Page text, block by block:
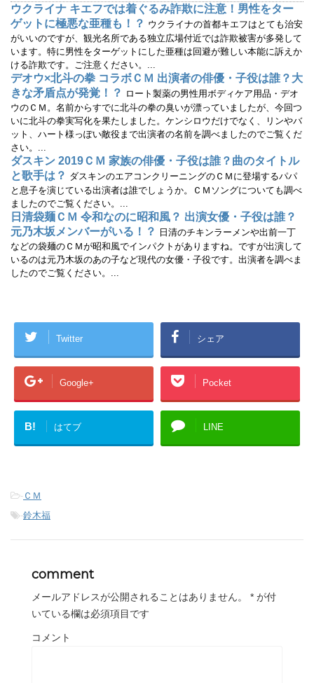
i
t
e
r
で
共
有
(
新
し
い
ウ
ィ
ン
ド
ウ
で
開
き
ま
す
)
で
共
有
す
る
に
は
ク
リ
ッ
ク
し
て
く
だ
さ
い
新
し
い
ウ
ィ
ン
ド
ウ
で
開
き
ま
す
)
ウクライナ キエフでは着ぐるみ詐欺に注意！男性をター
ゲットに極悪な亜種も！？ ウクライナの首都キエフはとても治安
がいいのですが、観光名所である独立広場付近では詐欺被害が多発して
います。特に男性をターゲットにした亜種は回避が難しい本能に訴えか
ける詐欺です。ご注意ください。...
デオウ×北斗の拳 コラボＣＭ 出演者の俳優・子役は誰？大
きな矛盾点が発覚！？ ロート製薬の男性用ボディケア用品・デオ
ウのＣＭ。名前からすでに北斗の拳の臭いが漂っていましたが、今回つ
いに北斗の拳実写化を果たしました。ケンシロウだけでなく、リンやバ
ット、ハート様っぽい敵役まで出演者の名前を調べましたのでご覧くだ
さい。...
ダスキン 2019ＣＭ 家族の俳優・子役は誰？曲のタイトル
と歌手は？ ダスキンのエアコンクリーニングのＣＭに登場するパパ
と息子を演じている出演者は誰でしょうか。ＣＭソングについても調べ
ましたのでご覧ください。...
日清袋麺ＣＭ 令和なのに昭和風？ 出演女優・子役は誰？
元乃木坂メンバーがいる！？
日清のチキンラーメンや出前一丁
などの袋麺のＣＭが昭和風でインパクトがありますね。ですが出演して
いるのは元乃木坂のあの子など現代の女優・子役です。出演者を調べま
したのでご覧ください。...
Twitter シェア
Google+ Pocket
B! はてブ LINE
- ＣＭ
-鈴木福
comment
メールアドレスが公開されることはありません。 * が付
いている欄は必須項目です
コメント